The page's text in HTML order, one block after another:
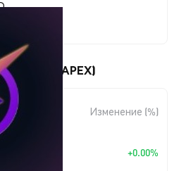
(ZAPEX)
Изменение (%)
+0.00%